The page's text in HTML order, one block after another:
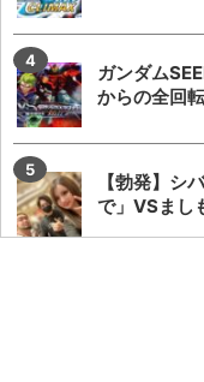
ガンダム
からの全回
【勃発】シ
で」VSまし